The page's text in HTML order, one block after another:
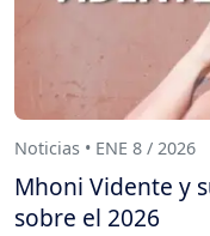
Noticias • ENE 8 / 2026
Mhoni Vidente y
sobre el 2026